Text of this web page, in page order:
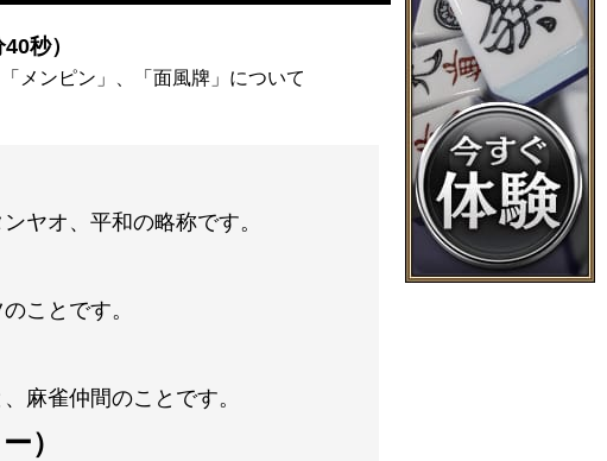
秒）
メンピン」、「面風牌」について
ヤオ、平和の略称です。
ことです。
麻雀仲間のことです。
）